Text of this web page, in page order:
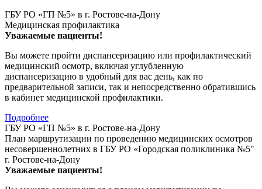
ГБУ РО «ГП №5» в г. Ростове-на-Дону
Медицинская профилактика
Уважаемые пациенты!
Вы можете пройти диспансеризацию или профилактический
медицинский осмотр, включая углубленную
диспансеризацию в удобный для вас день, как по
предварительной записи, так и непосредственно обратившись
в кабинет медицинской профилактики.
Подробнее
ГБУ РО «ГП №5» в г. Ростове-на-Дону
План маршрутизации по проведению медицинских осмотров
несовершеннолетних в ГБУ РО «Городская поликлиника №5"
г. Ростове-на-Дону
Уважаемые пациенты!